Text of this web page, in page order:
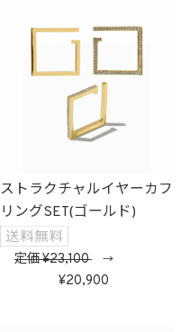
ストラクチャルイヤーカフ
リングSET(ゴールド)
定価 23,100→
20,900